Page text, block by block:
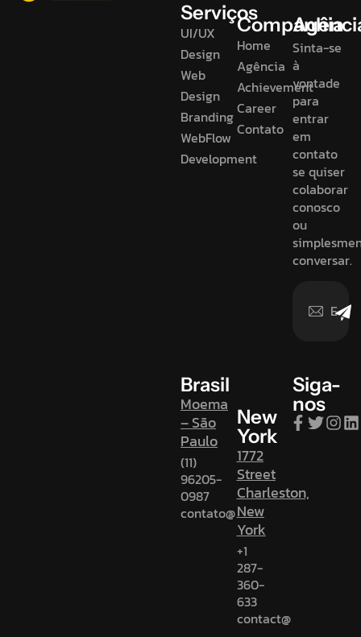
Serviços
UI/UX
Design
Web
Design
Branding
WebFlow
Development
Companhia
Home
Agência
Achievement
Career
Contato
Sinta-se
à
vontade
para
entrar
em
contato
se quiser
colaborar
conosco
ou
conversar.
Brasil
Moema
– São
Paulo
(11)
96205-
0987
contato@
New
York
1772
Street
Charleston,
New
York
+1
287-
360-
633
contact@
Siga-
nos